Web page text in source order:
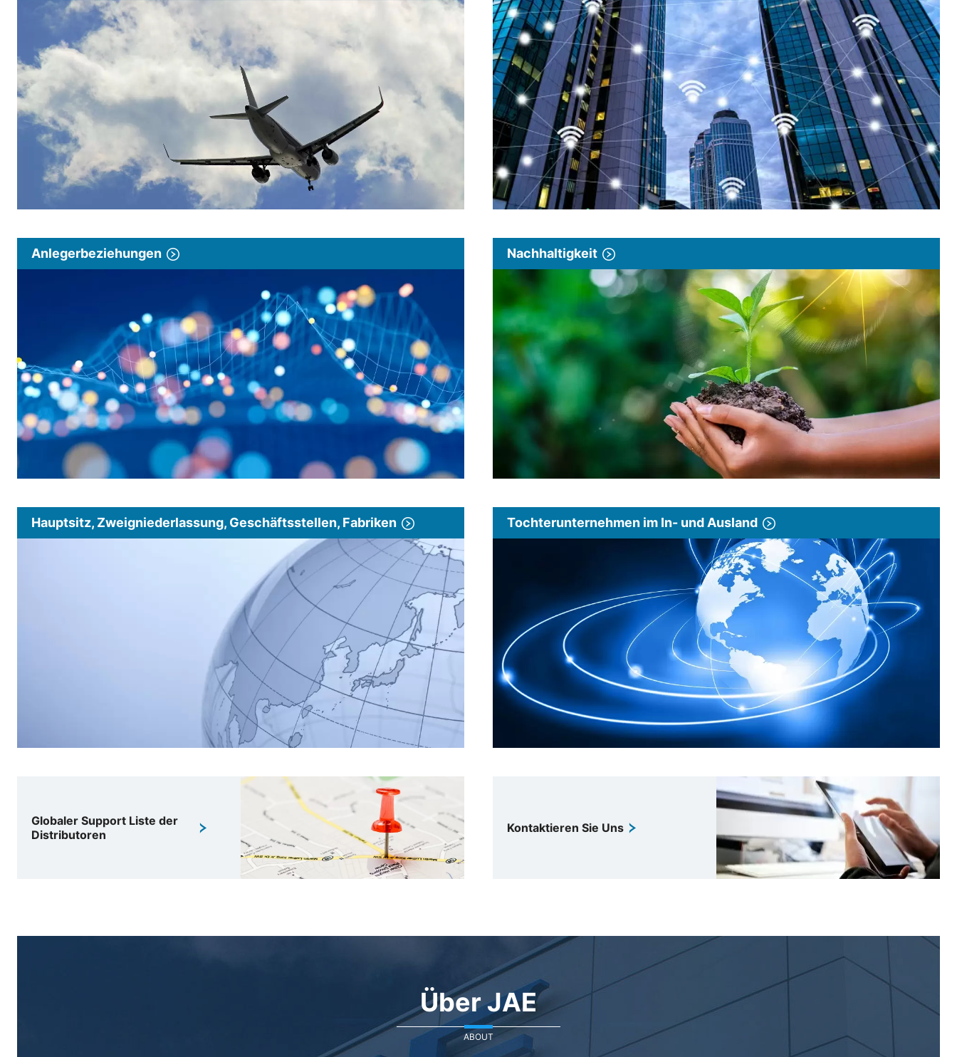
Anlegerbeziehungen Nachhaltigkeit
Hauptsitz, Zweigniederlassung, Geschäftsstellen, Fabriken Tochterunternehmen im In- und Ausland
Globaler Support Liste der
Distributoren
Kontaktieren Sie Uns
Über JAE
ABOUT